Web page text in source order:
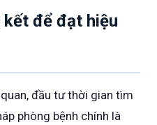
để đạt hiệu
đầu tư thời gian tìm
phòng bệnh chính là